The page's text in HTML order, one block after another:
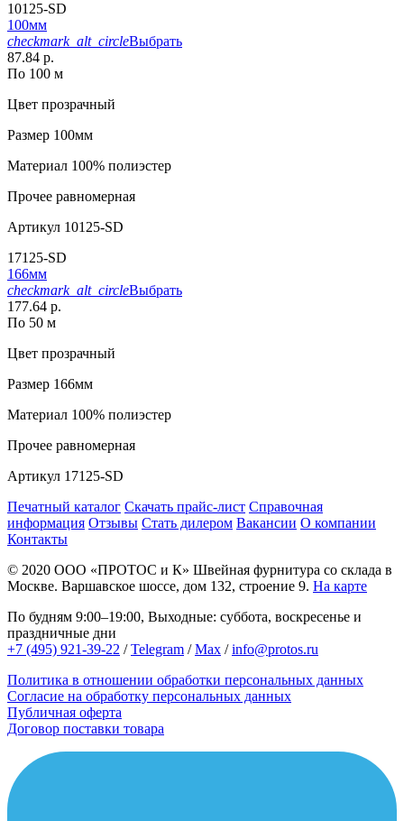
10125-SD
100мм
checkmark_alt_circleВыбрать
87.84 р.
По 100 м
Цвет прозрачный
Размер 100мм
Материал 100% полиэстер
Прочее равномерная
Артикул 10125-SD
17125-SD
166мм
checkmark_alt_circleВыбрать
177.64 р.
По 50 м
Цвет прозрачный
Размер 166мм
Материал 100% полиэстер
Прочее равномерная
Артикул 17125-SD
Печатный каталог Скачать прайс-лист Справочная
информация Отзывы Стать дилером Вакансии О компании
Контакты
© 2020 ООО «ПРОТОС и К» Швейная фурнитура со склада в
Москве. Варшавское шоссе, дом 132, строение 9. На карте
По будням 9:00–19:00, Выходные: суббота, воскресенье и
праздничные дни
+7 (495) 921-39-22 /Telegram /Max /info@protos.ru
Политика в отношении обработки персональных данных
Согласие на обработку персональных данных
Публичная оферта
Договор поставки товара